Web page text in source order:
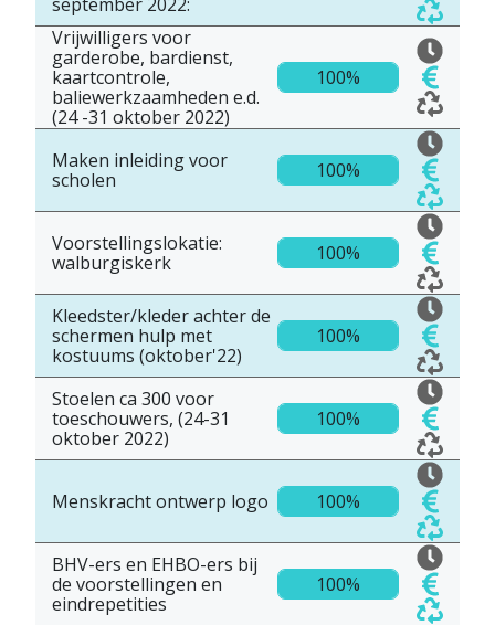
Vrijwilligers voor
garderobe, bardienst,
kaartcontrole,
baliewerkzaamheden e.d.
(24 -31 oktober 2022)
100%
Maken inleiding voor
scholen
100%
Voorstellingslokatie:
walburgiskerk
100%
Kleedster/kleder achter de
schermen hulp met
kostuums (oktober'22)
100%
Stoelen ca 300 voor
toeschouwers, (24-31
oktober 2022)
100%
Menskracht ontwerp logo 100%
BHV-ers en EHBO-ers bij
de voorstellingen en
eindrepetities
100%